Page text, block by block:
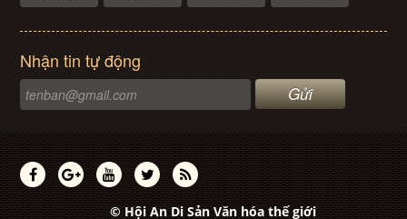
Nhận tin tự động
© Hội An Di Sản Văn hóa thế giới